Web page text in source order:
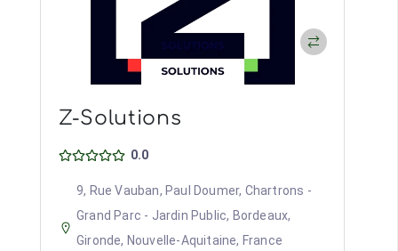
Z-Solutions
0.0
9, Rue Vauban, Paul Doumer, Chartrons -
Grand Parc - Jardin Public, Bordeaux,
Gironde, Nouvelle-Aquitaine, France